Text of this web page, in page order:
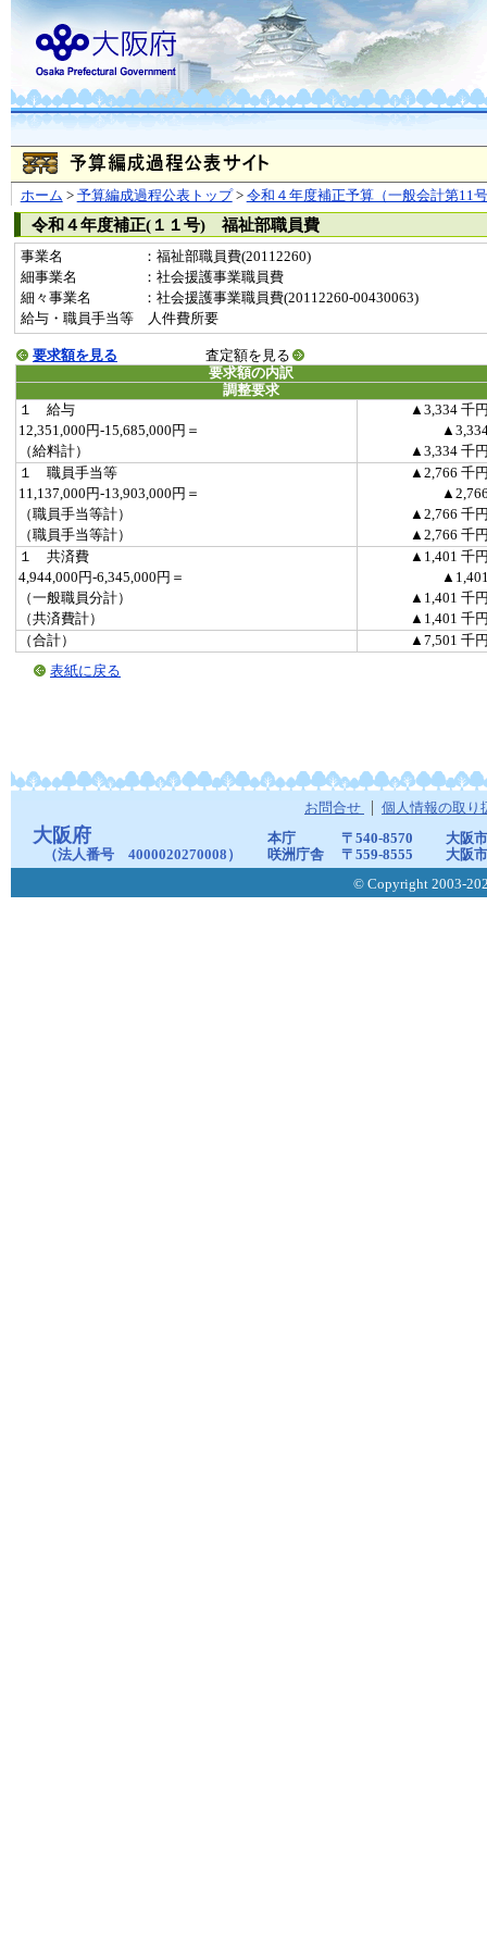
ホーム > 予算編成過程公表トップ> 令和４年度補正予算（一般会計第11
令和４年度補正(１１号) 福祉部職員費
事業名
：福祉部職員費(20112260)
細事業名
：社会援護事業職員費
細々事業名
：社会援護事業職員費(20112260-00430063)
給与・職員手当等 人件費所要
要求額を見る
査定額を見る
要求額の内訳
調整要求
１ 給与
▲3,334 千
12,351,000円-15,685,000円＝
（給料計）
▲3,334 千
１ 職員手当等
▲2,766 千
11,137,000円-13,903,000円＝
（職員手当等計）
▲2,766 千
（職員手当等計）
▲2,766 千
１ 共済費
▲1,401 千
4,944,000円-6,345,000円＝
（一般職員分計）
▲1,401 千
（共済費計）
▲1,401 千
（合計）
▲7,501 千
表紙に戻る
お問合せ 個人情報の取り
大阪府
（法人番号 4000020270008）
本庁 〒540-8570
大阪
咲洲庁舎
〒559-8555
大阪
© Copyright 2003-